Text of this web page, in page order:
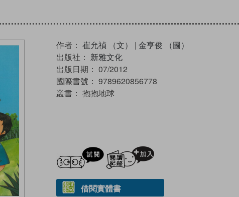
作者： 崔允禎 （文） | 金亨俊 （圖）
出版社： 新雅文化
出版日期： 07/2012
國際書號： 9789620856778
叢書： 抱抱地球
試閲
借閱實體書